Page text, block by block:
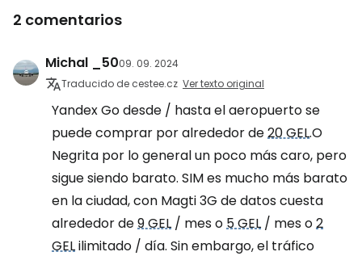
2 comentarios
Michal _5009. 09. 2024
Traducido de cestee.cz Ver texto original
Yandex Go desde / hasta el aeropuerto se
puede comprar por alrededor de20 GEL.O
Negrita por lo general un poco más caro, pero
sigue siendo barato. SIM es mucho más barato
en la ciudad, con Magti 3G de datos cuesta
alrededor de9 GEL / mes o5 GEL / mes o2
GELilimitado / día. Sin embargo, el tráfico